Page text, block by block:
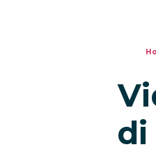
di